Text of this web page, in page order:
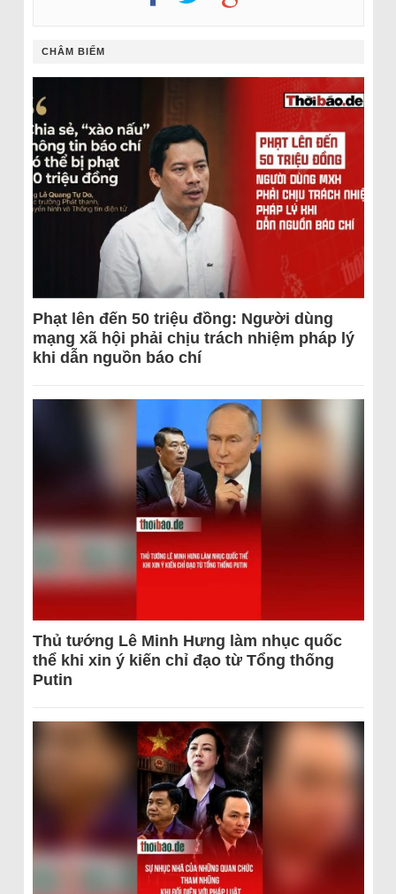
CHÂM BIẾM
Phạt lên đến 50 triệu đồng: Người dùng
mạng xã hội phải chịu trách nhiệm pháp lý
khi dẫn nguồn báo chí
Thủ tướng Lê Minh Hưng làm nhục quốc
thể khi xin ý kiến chỉ đạo từ Tổng thống
Putin